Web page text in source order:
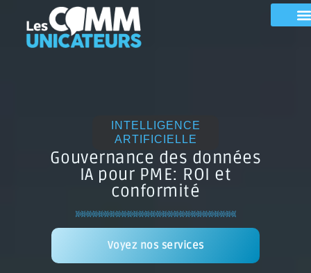
INTELLIGENCE
ARTIFICIELLE
Gouvernance des données
IA pour PME: ROI et
conformité
Voyez nos services